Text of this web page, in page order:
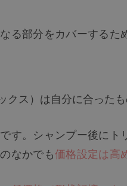
る部分をカバーするた
クス）は自分に合った
す。シャンプー後にト
なかでも価格設定は高